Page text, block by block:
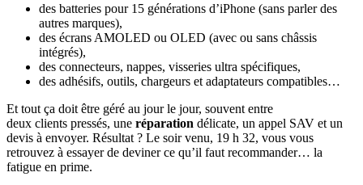
des batteries pour 15 générations d’iPhone (sans parler des
autres marques),
des écrans AMOLED ou OLED (avec ou sans châssis
intégrés),
des connecteurs, nappes, visseries ultra spécifiques,
des adhésifs, outils, chargeurs et adaptateurs compatibles…
Et tout ça doit être géré au jour le jour, souvent entre
deux clients pressés, une réparation délicate, un appel SAV et un
devis à envoyer. Résultat ? Le soir venu, 19 h 32, vous vous
retrouvez à essayer de deviner ce qu’il faut recommander… la
fatigue en prime.